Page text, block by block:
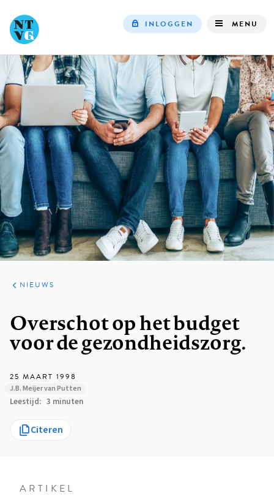
navigation
INLOGGEN MENU
ARTIKELEN
HET
KORT
NIEUWS
Overschot op het budget
voor de gezondheidszorg.
25 MAART 1998
J.B. Meijer van Putten
Leestijd 3 minuten
Citeren
ARTIKEL